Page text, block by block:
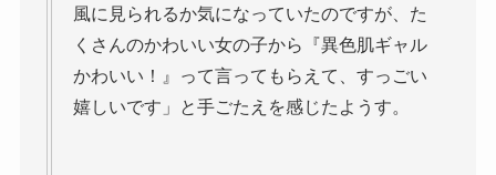
風に見られるか気になっていたのですが、た
くさんのかわいい女の子から『異色肌ギャル
かわいい！』って言ってもらえて、すっごい
嬉しいです」と手ごたえを感じたようす。